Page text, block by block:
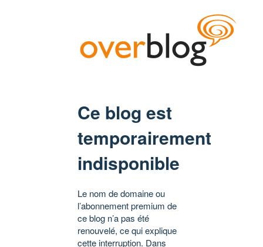
Ce blog est
temporairement
indisponible
Le nom de domaine ou
l’abonnement premium de
ce blog n’a pas été
renouvelé, ce qui explique
cette interruption. Dans